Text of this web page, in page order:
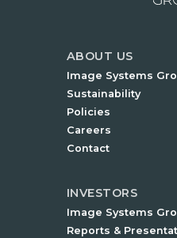
ABOUT US
Image Systems
Sustainability
Policies
Careers
Contact
INVESTORS
Image Systems
Reports &